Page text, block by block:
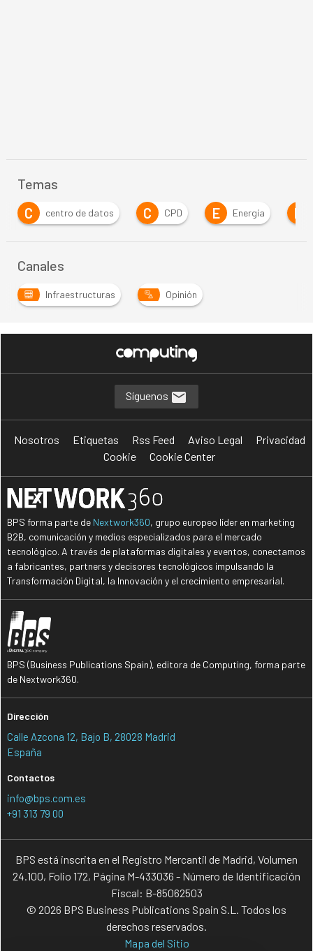
Temas
centro de datos CPD Energía
Canales
Infraestructuras Opinión
Síguenos
Nosotros Etiquetas Rss Feed Aviso Legal
Privacidad
Cookie
Cookie Center
BPS forma parte de Nextwork360, grupo europeo líder en marketing
B2B, comunicación y medios especializados para el mercado
tecnológico. A través de plataformas digitales y eventos, conectamos
a fabricantes, partners y decisores tecnológicos impulsando la
Transformación Digital, la Innovación y el crecimiento empresarial.
BPS (Business Publications Spain), editora de Computing, forma parte
de Nextwork360.
Dirección
Calle Azcona 12, Bajo B, 28028 Madrid
España
Contactos
info@bps.com.es
+91 313 79 00
BPS está inscrita en el Registro Mercantil de Madrid, Volumen
24.100, Folio 172, Página M-433036 - Número de Identificación
Fiscal: B-85062503
© 2026 BPS Business Publications Spain S.L. Todos los
derechos reservados.
Mapa del Sitio